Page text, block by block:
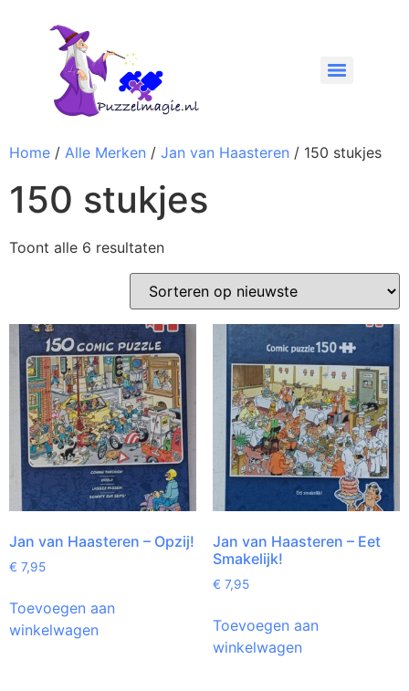
Home / Alle Merken / Jan van Haasteren / 150 stukjes
150 stukjes
Toont alle 6 resultaten
Jan van Haasteren – Opzij!
€ 7,95
Toevoegen aan
winkelwagen
Jan van Haasteren – Eet
Smakelijk!
€ 7,95
Toevoegen aan
winkelwagen